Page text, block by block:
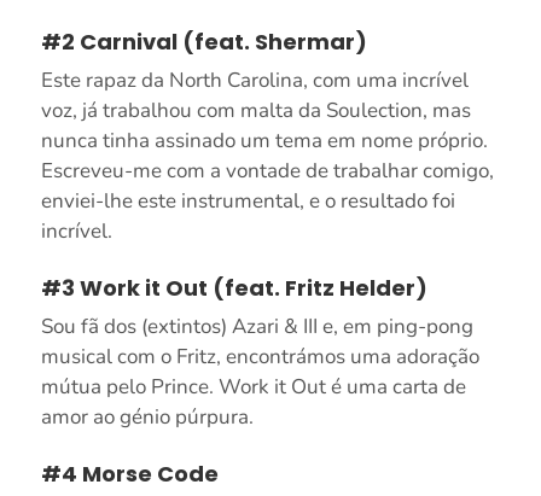
#2 Carnival (feat. Shermar)
Este rapaz da North Carolina, com uma incrível
voz, já trabalhou com malta da Soulection, mas
nunca tinha assinado um tema em nome próprio.
Escreveu-me com a vontade de trabalhar comigo,
enviei-lhe este instrumental, e o resultado foi
incrível.
#3 Work it Out (feat. Fritz Helder)
Sou fã dos (extintos) Azari & III e, em ping-pong
musical com o Fritz, encontrámos uma adoração
mútua pelo Prince. Work it Out é uma carta de
amor ao génio púrpura.
#4 Morse Code